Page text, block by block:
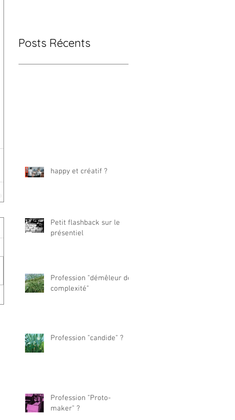
Posts Récents
happy et créatif ?
Petit flashback sur le
présentiel
Profession "démêleur de
complexité"
Profession "candide" ?
Profession "Proto-
maker" ?